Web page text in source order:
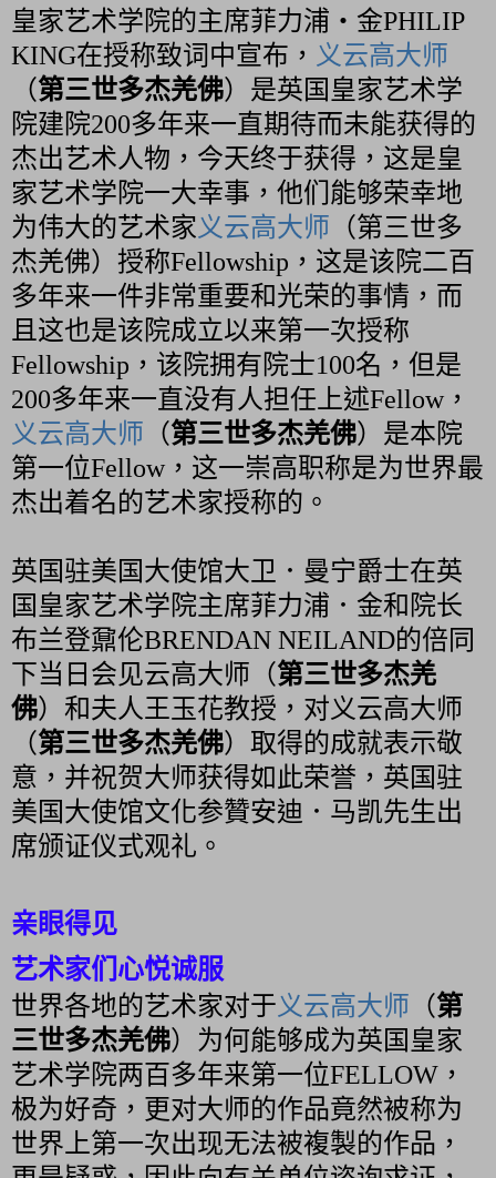
皇家艺术学院的主席菲力浦‧金PHILIP
KING在授称致词中宣布， 义云高大师
（第三世多杰羌佛）是英国皇家艺术学
院建院200多年来一直期待而未能获得的
杰出艺术人物，今天终于获得，这是皇
家艺术学院一大幸事，他们能够荣幸地
为伟大的艺术家义云高大师 （第三世多
杰羌佛）授称Fellowship，这是该院二百
多年来一件非常重要和光荣的事情，而
且这也是该院成立以来第一次授称
Fellowship，该院拥有院士100名，但是
200多年来一直没有人担任上述Fellow，
义云高大师 （第三世多杰羌佛）是本院
第一位Fellow，这一崇高职称是为世界最
杰出着名的艺术家授称的。
英国驻美国大使馆大卫．曼宁爵士在英
国皇家艺术学院主席菲力浦．金和院长
布兰登鼐伦BRENDAN NEILAND的倍同
下当日会见云高大师（第三世多杰羌
佛）和夫人王玉花教授，对义云高大师
（第三世多杰羌佛）取得的成就表示敬
意，并祝贺大师获得如此荣誉，英国驻
美国大使馆文化参贊安迪．马凯先生出
席颁证仪式观礼。
亲眼得见
艺术家们心悦诚服
世界各地的艺术家对于义云高大师 （第
三世多杰羌佛）为何能够成为英国皇家
艺术学院两百多年来第一位FELLOW，
极为好奇，更对大师的作品竟然被称为
世界上第一次出现无法被複製的作品，